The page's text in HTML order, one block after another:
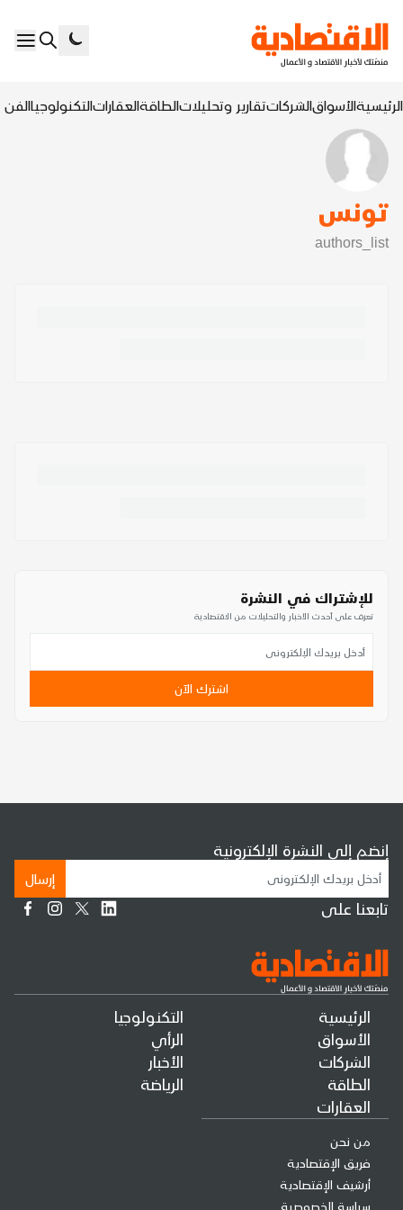
الرئيسيةالأسواقالشركاتتقارير وتحليلاتالطاقةالعقاراتالتكنولوجياالفن
تونس
authors_list
للإشتراك في النشرة
تعرف على أحدث الأخبار والتحليلات من الاقتصادية
اشترك الآن
الرئيسية
الأسواق
الشركات
الطاقة
العقارات
التكنولوجيا
الرأي
الأخبار
الرياضة
من نحن
فريق الإقتصادية
أرشيف الإقتصادية
سياسة الخصوصية
إنضم إلى النشرة الإلكترونية
إرسال
تابعنا على